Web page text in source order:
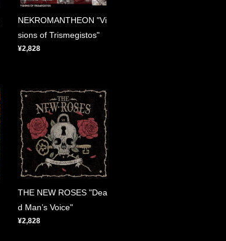
NEKROMANTHEON "Vi
sions of Trismegistos"
¥2,828
THE NEW ROSES "Dea
d Man’s Voice"
¥2,828